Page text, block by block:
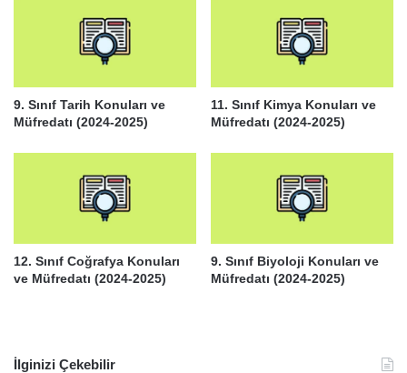
9. Sınıf Tarih Konuları ve
Müfredatı (2024-2025)
11. Sınıf Kimya Konuları ve
Müfredatı (2024-2025)
12. Sınıf Coğrafya Konuları
ve Müfredatı (2024-2025)
9. Sınıf Biyoloji Konuları ve
Müfredatı (2024-2025)
İlginizi Çekebilir